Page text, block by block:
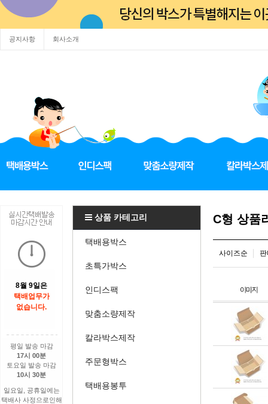
공지사항 회사소개
8월 9일은
택배업무가
없습니다.
평일 발송 마감
17시 00분
토요일 발송 마감
10시 30분
일요일, 공휴일에는
택배사 사정으로인해
상품 카테고리
택배용박스
초특가박스
인디스팩
맞춤소량제작
칼라박스제작
주문형박스
택배용봉투
C형 상품
사이즈순